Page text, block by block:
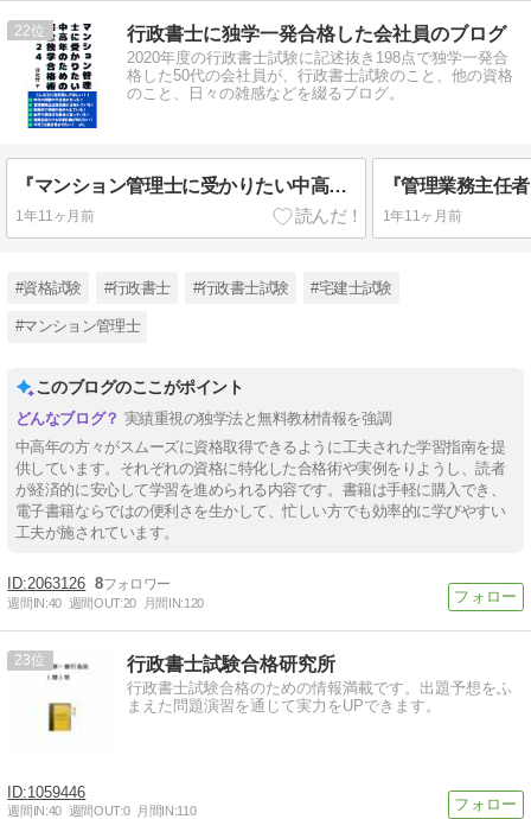
22 行政書士に独学一発合格した会社員のブログ
2020年度の行政書士試験に記述抜き198点で独学一発合
格した50代の会社員が、行政書士試験のこと、他の資格
のこと、日々の雑感などを綴るブログ。
『マンション管理士に受かりたい中高年のための完全独学合格術２０２４』kindle出版第４弾！！
1年11ヶ月前 1年11ヶ月前
#資格試験 #行政書士 #行政書士試験 #宅建士試験
#マンション管理士
このブログのここがポイント
実績重視の独学法と無料教材情報を強調
中高年の方々がスムーズに資格取得できるように工夫された学習指南を提
供しています。それぞれの資格に特化した合格術や実例をりようし、読者
が経済的に安心して学習を進められる内容です。書籍は手軽に購入でき、
電子書籍ならではの便利さを生かして、忙しい方でも効率的に学びやすい
工夫が施されています。
2063126 8
週間IN:40 週間OUT:20 月間IN:120
23 行政書士試験合格研究所
行政書士試験合格のための情報満載です。出題予想をふ
まえた問題演習を通じて実力をUPできます。
1059446
週間IN:40 週間OUT:0 月間IN:110